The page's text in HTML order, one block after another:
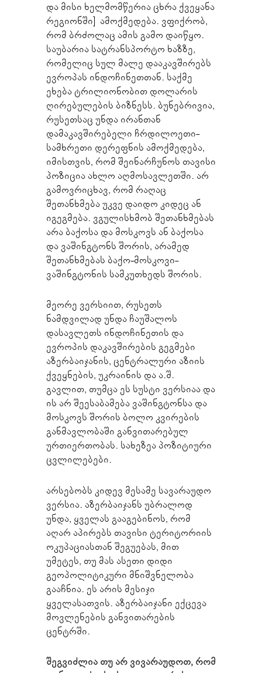
და მისი ხელმომწერია ცხრა ქვეყანა
რეგიონში] ამოქმედება. ვფიქრობ,
რომ ბრძოლაც ამის გამო დაიწყო.
საუბარია სატრანსპორტო ხაზზე,
რომელიც სულ მალე დააკავშირებს
ევროპას ინდოჩინეთთან. საქმე
ეხება ტრილიონობით დოლარის
ღირებულების ბიზნესს. ბუნებრივია,
რუსეთსაც უნდა ირანთან
დამაკავშირებელი ჩრდილოეთი-
სამხრეთი დერეფნის ამოქმედება,
იმისთვის, რომ შეინარჩუნოს თავისი
პოზიცია ახლო აღმოსავლეთში. არ
გამოვრიცხავ, რომ რაღაც
შეთანხმება უკვე დაიდო კიდეც ან
იგეგმება. ვგულისხმობ შეთანხმებას
არა ბაქოსა და მოსკოვს ან ბაქოსა
და ვაშინგტონს შორის, არამედ
შეთანხმებას ბაქო-მოსკოვი-
ვაშინგტონის სამკუთხედს შორის.
მეორე ვერსიით, რუსეთს
ნამდვილად უნდა ჩაუშალოს
დასავლეთს ინდოჩინეთის და
ევროპის დაკავშირების გეგმები
აზერბაიჯანის, ცენტრალური აზიის
ქვეყნების, უკრაინის და ა.შ.
გავლით, თუმცა ეს სუსტი ვერსიაა და
ის არ შეესაბამება ვაშინგტონსა და
მოსკოვს შორის ბოლო კვირების
განმავლობაში განვითარებულ
ურთიერთობას. სახეზეა პოზიტიური
ცვლილებები.
არსებობს კიდევ მესამე სავარაუდო
ვერსია. აზერბაიჯანს უბრალოდ
უნდა, ყველას გააგებინოს, რომ
აღარ აპირებს თავისი ტერიტორიის
ოკუპაციასთან შეგუებას, მით
უმეტეს, თუ მას ასეთი დიდი
გეოპოლიტიკური მნიშვნელობა
გააჩნია. ეს არის მესიჯი
ყველასათვის. აზერბაიჯანი ექცევა
მოვლენების განვითარების
ცენტრში.
შეგვიძლია თუ არ ვივარაუდოთ, რომ